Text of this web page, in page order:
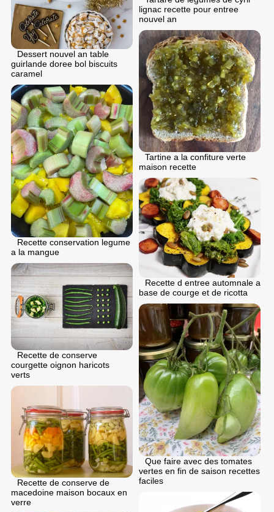
Dessert nouvel an table
guirlande doree bol biscuits
caramel
lignac recette pour entree
nouvel an
Tartine a la confiture verte
maison recette
Recette conservation legume
a la mangue
Recette d entree automnale a
base de courge et de ricotta
Recette de conserve
courgette oignon haricots
verts
Que faire avec des tomates
vertes en fin de saison recettes
faciles
Recette de conserve de
macedoine maison bocaux en
verre